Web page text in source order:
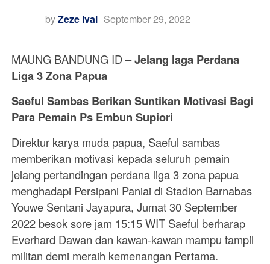
byZeze Ival September 29, 2022
MAUNG BANDUNG ID –Jelang laga Perdana
Liga 3 Zona Papua
Saeful Sambas Berikan Suntikan Motivasi Bagi
Para Pemain Ps Embun Supiori
Direktur karya muda papua, Saeful sambas
memberikan motivasi kepada seluruh pemain
jelang pertandingan perdana liga 3 zona papua
menghadapi Persipani Paniai di Stadion Barnabas
Youwe Sentani Jayapura, Jumat 30 September
2022 besok sore jam 15:15 WIT Saeful berharap
Everhard Dawan dan kawan-kawan mampu tampil
militan demi meraih kemenangan Pertama.